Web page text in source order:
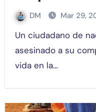
DM Mar 29,
Un ciudadano de nacionalidad checa habría
asesinado a su
vida en la…